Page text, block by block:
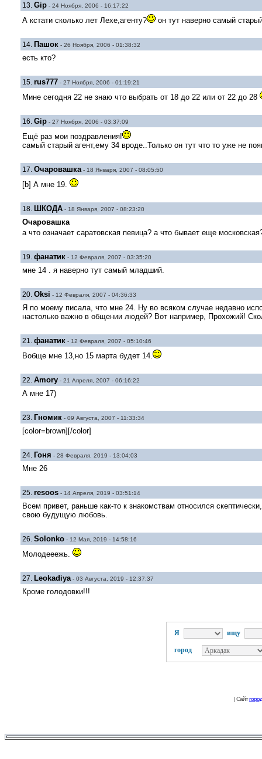
13. Gip- 24 Ноября, 2006 - 16:17:22
А кстати сколько лет Лехе,агенту? он тут наверно самый
14. Пашок- 26 Ноября, 2006 - 01:38:32
есть кто?
15. rus777- 27 Ноября, 2006 - 01:19:21
Мине сегодня 22 не знаю что выбрать от 18 до 22 или от 22 до 28
16. Gip- 27 Ноября, 2006 - 03:37:09
Ещё раз мои поздравления!
самый старый агент,ему 34 вроде..Только он тут что то уже не
17. Очаровашка- 18 Января, 2007 - 08:05:50
[b] А мне 19.
18. ШКОДА- 18 Января, 2007 - 08:23:20
Очаровашка
а что означает саратовская певица? а что бывает еще
19. фанатик- 12 Февраля, 2007 - 03:35:20
мне 14 . я наверно тут самый младший.
20. Oksi - 12 Февраля, 2007 - 04:36:33
Я по моему писала, что мне 24. Ну во всяком случае недавно
настолько важно в общении людей? Вот например, Прохожий!
21. фанатик- 12 Февраля, 2007 - 05:10:46
Вобще мне 13,но 15 марта будет 14.
22. Amory- 21 Апреля, 2007 - 06:16:22
А мне 17)
23. Гномик- 09 Августа, 2007 - 11:33:34
[color=brown][/color]
24. Гоня - 28 Февраля, 2019 - 13:04:03
Мне 26
25. resoos- 14 Апреля, 2019 - 03:51:14
Всем привет, раньше как-то к знакомствам относился
свою будущую любовь.
26. Solonko- 12 Мая, 2019 - 14:58:16
Молодееежь.
27. Leokadiya- 03 Августа, 2019 - 12:37:37
Кроме голодовки!!!
Я ищу
город
| Сайт